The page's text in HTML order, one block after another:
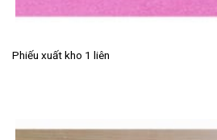
Phiếu xuất kho 1 liên